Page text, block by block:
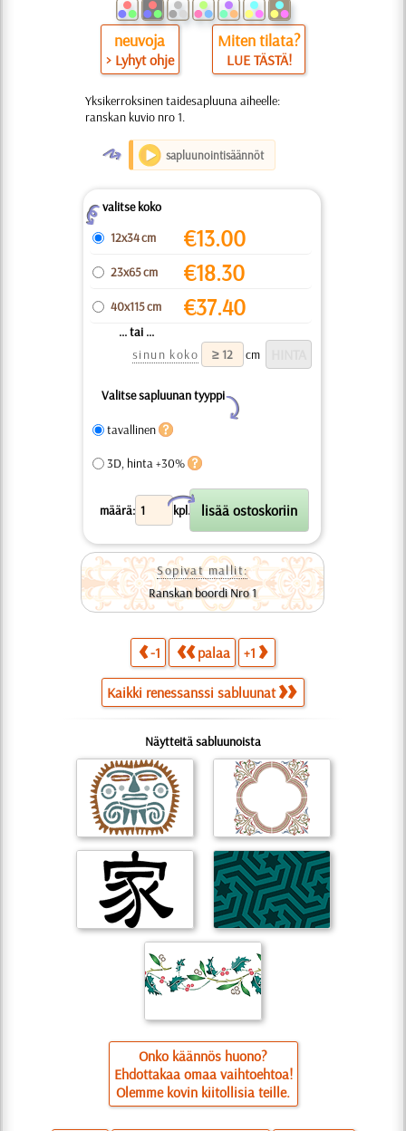
neuvoja
> Lyhyt ohje
Miten tilata?
LUE TÄSTÄ!
Yksikerroksinen taidesapluuna aiheelle:
ranskan kuvio nro 1.
O sapluunointisäännöt
Zvalitse koko
12x34 cm
€13.00
23x65 cm €18.30
40x115 cm €37.40
... tai ...
sinun koko
cm
Valitse sapluunan tyyppi
Y
tavallinen
3D, hinta +30%
määrä: kpl.
X
Sopivat mallit:
Ranskan boordi Nro 1
-1 palaa +1
Kaikki renessanssi sabluunat
Näytteitä sabluunoista
Onko käännös huono?
Ehdottakaa omaa vaihtoehtoa!
Olemme kovin kiitollisia teille.